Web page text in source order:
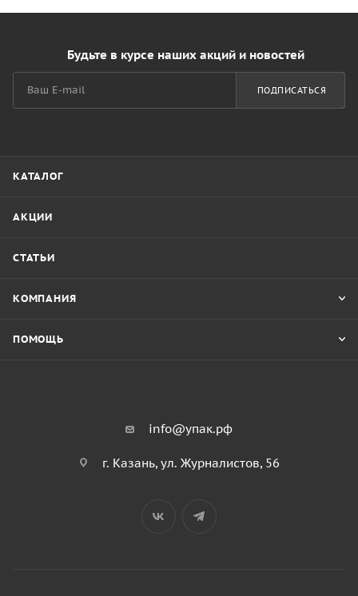
Будьте в курсе наших акций и новостей
ПОДПИСАТЬСЯ
КАТАЛОГ
АКЦИИ
СТАТЬИ
КОМПАНИЯ
ПОМОЩЬ
info@упак.рф
г. Казань, ул. Журналистов, 56